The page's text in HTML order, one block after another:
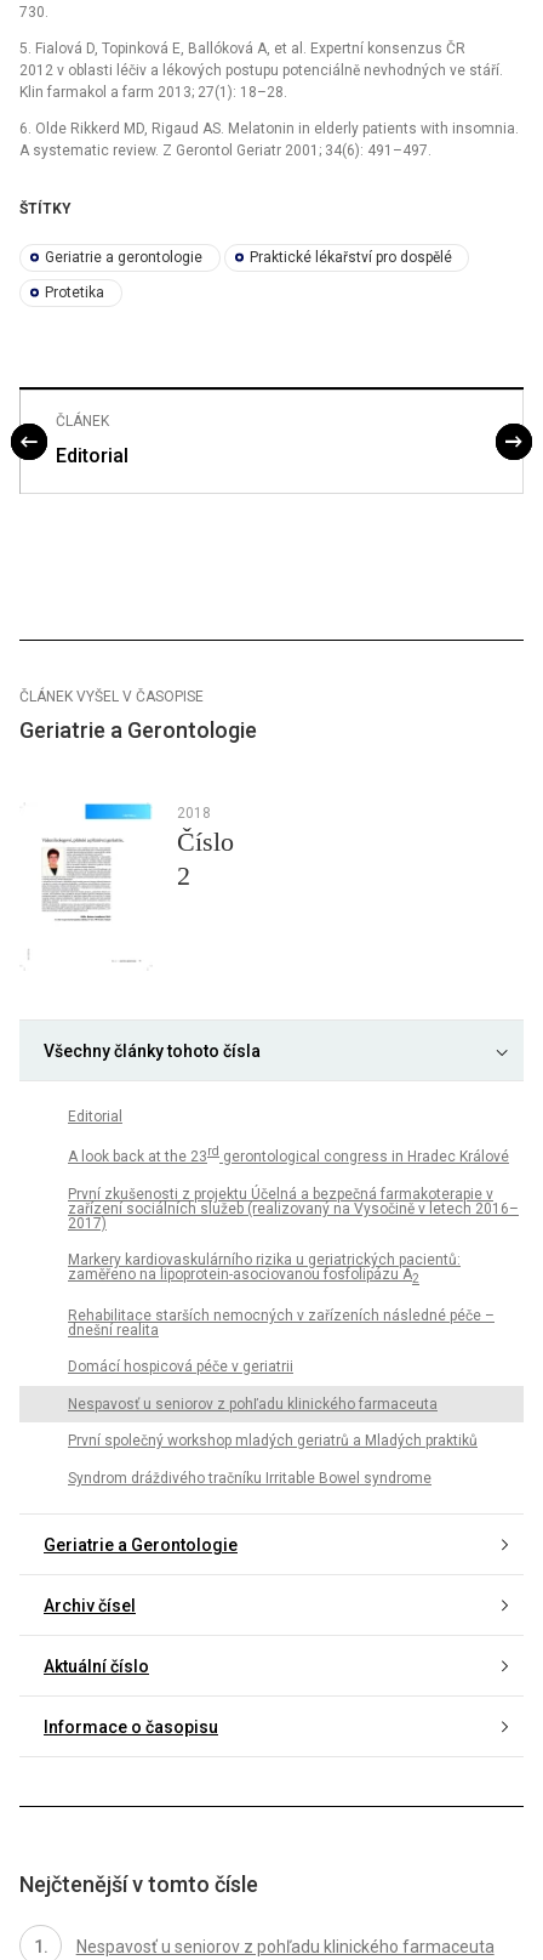
730.
5. Fialová D, Topinková E, Ballóková A, et al. Expertní konsenzus ČR
2012 v oblasti léčiv a lékových postupu potenciálně nevhodných ve stáří.
Klin farmakol a farm 2013; 27(1): 18–28.
6. Olde Rikkerd MD, Rigaud AS. Melatonin in elderly patients with insomnia.
A systematic review. Z Gerontol Geriatr 2001; 34(6): 491–497.
ŠTÍTKY
Geriatrie a gerontologie Praktické lékařství pro dospělé
Protetika
ČLÁNEK
Editorial
ČLÁNEK VYŠEL V ČASOPISE
Geriatrie a Gerontologie
2018
Číslo
2
Všechny články tohoto čísla
Editorial
A look back at the 23rd gerontological congress in Hradec Králové
První zkušenosti z projektu Účelná a bezpečná farmakoterapie v
zařízení sociálních služeb (realizovaný na Vysočině v letech 2016–
2017)
Markery kardiovaskulárního rizika u geriatrických pacientů:
zaměřeno na lipoprotein-asociovanou fosfolipázu A2
Rehabilitace starších nemocných v zařízeních následné péče –
dnešní realita
Domácí hospicová péče v geriatrii
Nespavosť u seniorov z pohľadu klinického farmaceuta
První společný workshop mladých geriatrů a Mladých praktiků
Syndrom dráždivého tračníku Irritable Bowel syndrome
Geriatrie a Gerontologie
Archiv čísel
Aktuální číslo
Informace o časopisu
Nejčtenější v tomto čísle
Nespavosť u seniorov z pohľadu klinického farmaceuta